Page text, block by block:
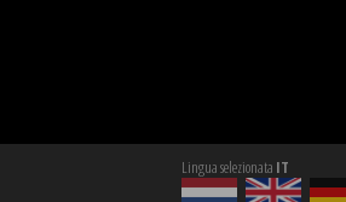
Lingua selezionata IT